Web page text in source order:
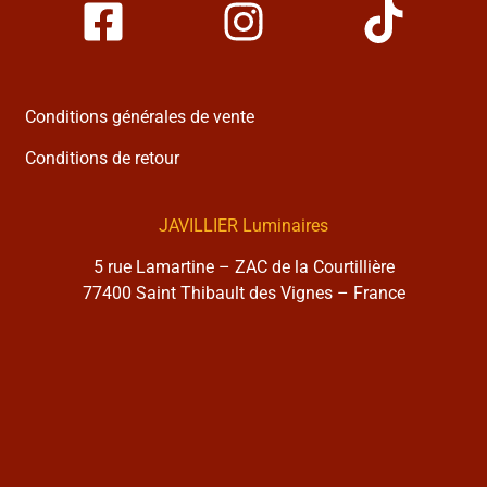
Conditions générales de vente
Conditions de retour
JAVILLIER Luminaires
5 rue Lamartine – ZAC de la Courtillière
77400 Saint Thibault des Vignes – France